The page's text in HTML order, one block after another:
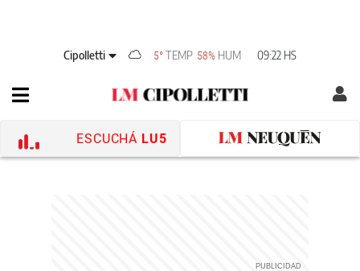
Cipolletti 5°TEMP 58% HUM 09:22 HS
ESCUCHÁ LU5